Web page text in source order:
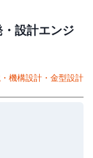
・設計エンジ
機構設計・金型設計